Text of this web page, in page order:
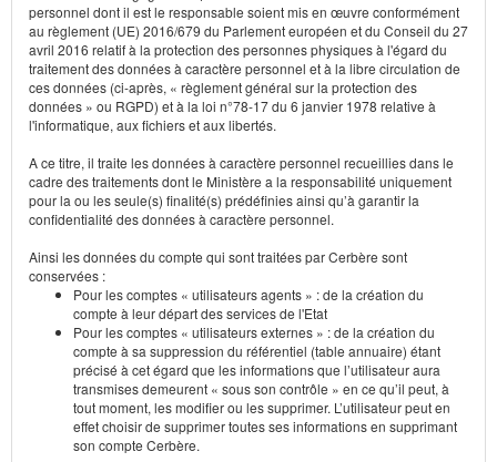
personnel dont il est le responsable soient mis en œuvre conformément
au règlement (UE) 2016/679 du Parlement européen et du Conseil du 27
avril 2016 relatif à la protection des personnes physiques à l'égard du
traitement des données à caractère personnel et à la libre circulation de
ces données (ci-après, « règlement général sur la protection des
données » ou RGPD) et à la loi n°78-17 du 6 janvier 1978 relative à
l'informatique, aux fichiers et aux libertés.
A ce titre, il traite les données à caractère personnel recueillies dans le
cadre des traitements dont le Ministère a la responsabilité uniquement
pour la ou les seule(s) finalité(s) prédéfinies ainsi qu’à garantir la
confidentialité des données à caractère personnel.
Ainsi les données du compte qui sont traitées par Cerbère sont
conservées :
Pour les comptes « utilisateurs agents » : de la création du
compte à leur départ des services de l'Etat
Pour les comptes « utilisateurs externes » : de la création du
compte à sa suppression du référentiel (table annuaire) étant
précisé à cet égard que les informations que l’utilisateur aura
transmises demeurent « sous son contrôle » en ce qu’il peut, à
tout moment, les modifier ou les supprimer. L’utilisateur peut en
effet choisir de supprimer toutes ses informations en supprimant
son compte Cerbère.